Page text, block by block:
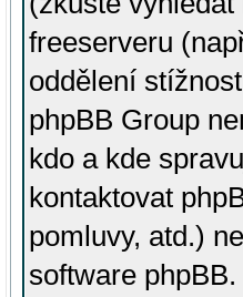
freeserveru
oddělení
phpBB Group
kdo a kde
kontaktovat
pomluvy, atd.)
software